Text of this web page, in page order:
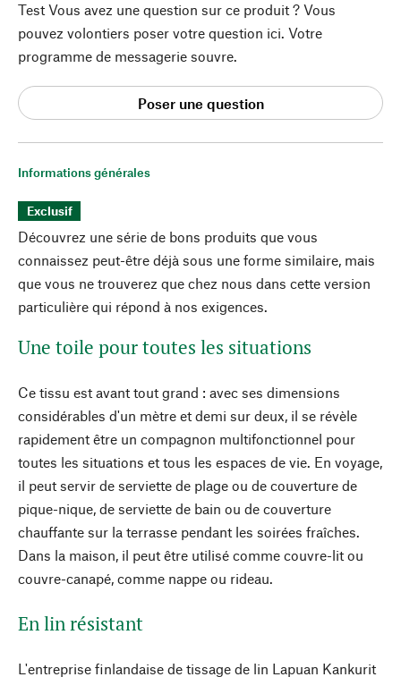
Informations générales
Exclusif
Découvrez une série de bons produits que vous
connaissez peut-être déjà sous une forme similaire, mais
que vous ne trouverez que chez nous dans cette version
particulière qui répond à nos exigences.
Une toile pour toutes les situations
Ce tissu est avant tout grand : avec ses dimensions
considérables d'un mètre et demi sur deux, il se révèle
rapidement être un compagnon multifonctionnel pour
toutes les situations et tous les espaces de vie. En voyage,
il peut servir de serviette de plage ou de couverture de
pique-nique, de serviette de bain ou de couverture
chauffante sur la terrasse pendant les soirées fraîches.
Dans la maison, il peut être utilisé comme couvre-lit ou
couvre-canapé, comme nappe ou rideau.
En lin résistant
L'entreprise finlandaise de tissage de lin Lapuan Kankurit
Test Vous avez une question sur ce produit ? Vous
pouvez volontiers poser votre question ici. Votre
programme de messagerie souvre.
Poser une question